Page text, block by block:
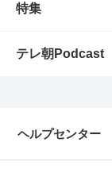
特集
テレ朝Podcast
ヘルプセンター